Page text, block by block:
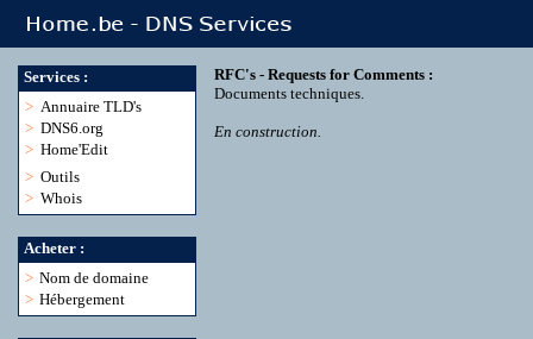
Services :
> Annuaire TLD's
> DNS6.org
> Home'Edit
> Outils
> Whois
Acheter :
> Nom de domaine
> Hébergement
RFC's - Requests for Comments :
Documents techniques.
En construction.